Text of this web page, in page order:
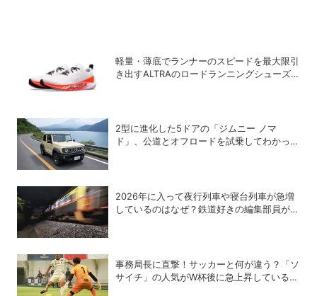
軽量・薄底でランナーのスピードを最大限引
き出すALTRAのロードランニングシューズ
2型に進化した5ドアの「ジムニー ノマ
ド」、公道とオフロードを試乗してわかった
2026年に入って夜行列車や寝台列車が急増
しているのはなぜ？鉄道好きの編集部員が解
事務局長に直撃！サッカーと何が違う？「ソ
サイチ」の人気がW杯後に急上昇しているワ